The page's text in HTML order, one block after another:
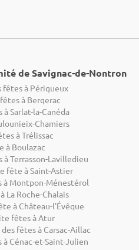
de Savignac-de-Nontron
fêtes à Périgueux
à Bergerac
Sarlat-la-Canéda
Chamiers
à Trélissac
à Boulazac
à Terrasson-Lavilledieu
fête à Saint-Astier
à Montpon-Ménestérol
La Roche-Chalais
à Château-l'Évêque
fêtes à Atur
fêtes à Carsac-Aillac
Cénac-et-Saint-Julien